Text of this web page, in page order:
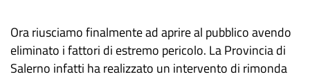
Ora riusciamo finalmente ad aprire al pubblico avendo
eliminato i fattori di estremo pericolo. La Provincia di
Salerno infatti ha realizzato un intervento di rimonda